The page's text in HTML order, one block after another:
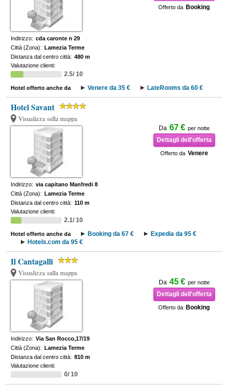
Offerto da Booking
Indirizzo: cda caronte n 29
Città (Zona): Lamezia Terme
Distanza dal centro città: 480 m
Valutazione clienti:
2.5/ 10
Hotel offerto anche da Venere da 35 € LateRooms da 60 €
Hotel Savant
Visualizza sulla mappa
Da 67 € per notte
Dettagli dell'offerta
Offerto da Venere
Indirizzo: via capitano Manfredi 8
Città (Zona): Lamezia Terme
Distanza dal centro città: 110 m
Valutazione clienti:
2.1/ 10
Hotel offerto anche da Booking da 67 €
Expedia da 95 €
Hotels.com da 95 €
Il Cantagalli
Visualizza sulla mappa
Da 45 € per notte
Dettagli dell'offerta
Offerto da Booking
Indirizzo: Via San Rocco,17/19
Città (Zona): Lamezia Terme
Distanza dal centro città: 810 m
Valutazione clienti:
0/ 10